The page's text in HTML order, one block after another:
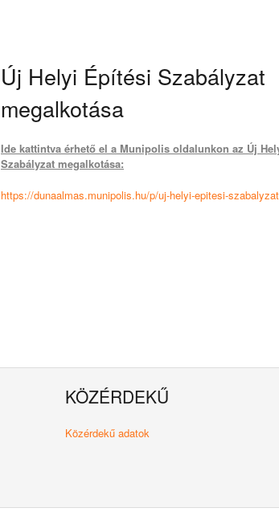
Új Helyi Építési Szabályzat
megalkotása
Ide kattintva érhető el a Munipolis oldalunkon az Új
Szabályzat megalkotása:
https://dunaalmas.munipolis.hu/p/uj-helyi-epitesi-
KÖZÉRDEKŰ
Közérdekű adatok